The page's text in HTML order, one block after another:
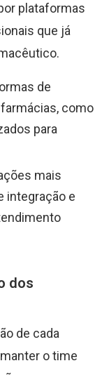
plataformas
que já
de
como
para
mais
integração e
dos
de cada
o time